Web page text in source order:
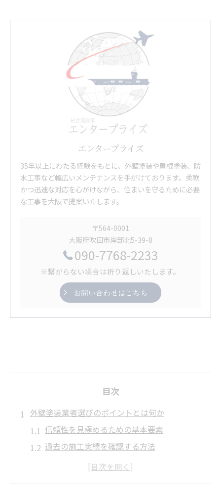
エンタープライズ
35年以上にわたる経験をもとに、外壁塗装や屋根塗装、防
水工事など幅広いメンテナンスを手がけております。柔軟
かつ迅速な対応を心がけながら、住まいを守るために必要
な工事を大阪で提案いたします。
〒564-0001
大阪府吹田市岸部北5-39-8
090-7768-2233
※繋がらない場合は折り返しいたします。
お問い合わせはこちら
目次
外壁塗装業者選びのポイントとは何か
信頼性を見極めるための基本要素
過去の施工実績を確認する方法
業者の口コミ評価を活用した選び方